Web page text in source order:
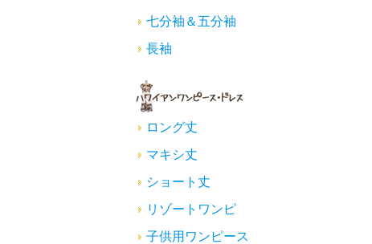
七分袖＆五分袖
長袖
ロング丈
マキシ丈
ショート丈
リゾートワンピ
子供用ワンピース